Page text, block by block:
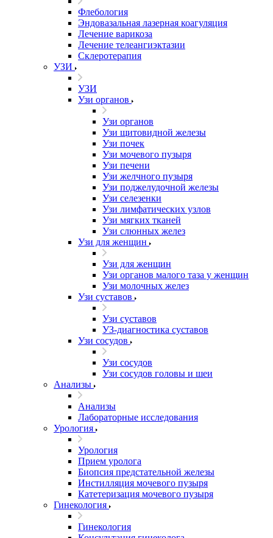
Флебология
Эндовазальная лазерная коагуляция
Лечение варикоза
Лечение телеангиэктазии
Склеротерапия
УЗИ
УЗИ
Узи органов
Узи органов
Узи щитовидной железы
Узи почек
Узи мочевого пузыря
Узи печени
Узи желчного пузыря
Узи поджелудочной железы
Узи селезенки
Узи лимфатических узлов
Узи мягких тканей
Узи слюнных желез
Узи для женщин
Узи для женщин
Узи органов малого таза у женщин
Узи молочных желез
Узи cуставов
Узи cуставов
УЗ-диагностика суставов
Узи сосудов
Узи сосудов
Узи сосудов головы и шеи
Анализы
Анализы
Лабораторные исследования
Урология
Урология
Прием уролога
Биопсия предстательной железы
Инстилляция мочевого пузыря
Катетеризация мочевого пузыря
Гинекология
Гинекология